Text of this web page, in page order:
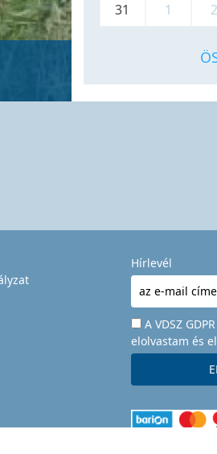
31
1 2
Hírlevél
A VDSZ GDPR
elolvastam és